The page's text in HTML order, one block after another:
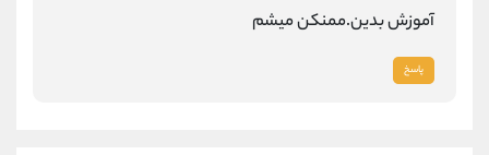
آموزش بدین.ممنکن میشم
پاسخ